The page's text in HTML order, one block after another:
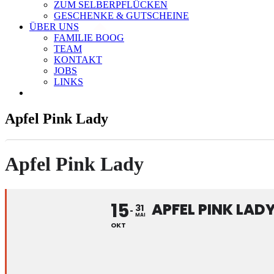
ZUM SELBERPFLÜCKEN
GESCHENKE & GUTSCHEINE
ÜBER UNS
FAMILIE BOOG
TEAM
KONTAKT
JOBS
LINKS
Apfel Pink Lady
Apfel Pink Lady
15
OKT
31
MAI APFEL PINK